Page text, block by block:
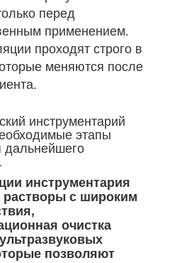
перед
применением.
проходят строго в
меняются после
инструментарий
этапы
дальнейшего
инструментария
с широким
очистка
позволяют